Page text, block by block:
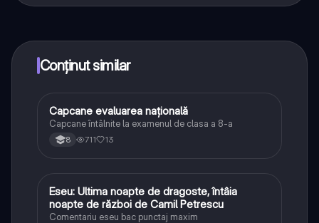
Conținut similar
Limba și literatura română
Capcane evaluarea națională
Capcane întâlnite la examenul de clasa a 8-a
8 711 13
Limba și literatura română
Eseu: Ultima noapte de dragoste, întâia
noapte de război de Camil Petrescu
Comentariu eseu bac punctaj maxim